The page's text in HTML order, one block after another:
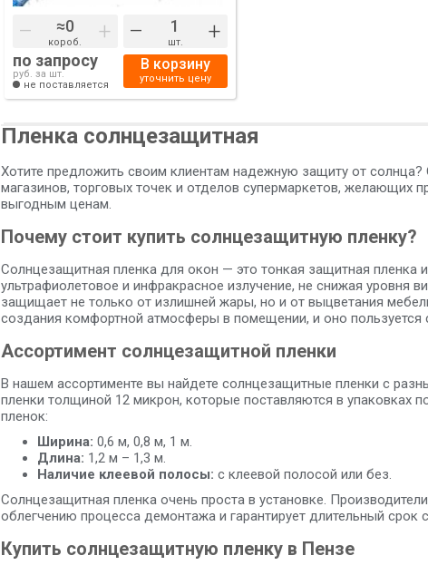
– короб. + – шт. +
по запросу
руб. за шт.
не поставляется
В корзину
уточнить цену
Пленка солнцезащитная
Хотите предложить своим клиентам надежную защиту от
магазинов, торговых точек и отделов супермаркетов, желающих
выгодным ценам.
Почему стоит купить солнцезащитную пленку?
Солнцезащитная пленка для окон — это тонкая защитная пленка
ультрафиолетовое и инфракрасное излучение, не снижая уровня
защищает не только от излишней жары, но и от выцветания
создания комфортной атмосферы в помещении, и оно пользуется
Ассортимент солнцезащитной пленки
В нашем ассортименте вы найдете солнцезащитные пленки с
пленки толщиной 12 микрон, которые поставляются в упаковках
пленок:
Ширина: 0,6 м, 0,8 м, 1 м.
Длина: 1,2 м – 1,3 м.
Наличие клеевой полосы: с клеевой полосой или без.
Солнцезащитная пленка очень проста в установке.
облегчению процесса демонтажа и гарантирует длительный срок
Купить солнцезащитную пленку в Пензе